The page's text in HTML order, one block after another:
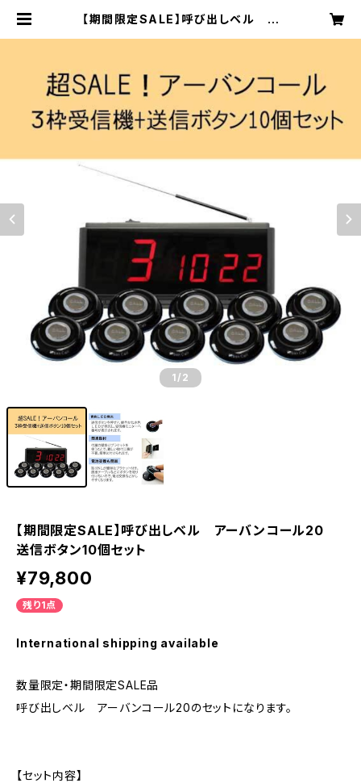
【期間限定SALE】呼び出しベル ア
1 /2
【期間限定SALE】呼び出しベル アーバンコール20
送信ボタン10個セット
¥79,800
残り1点
International shipping available
数量限定・期間限定SALE品
呼び出しベル アーバンコール20のセットになります。
【セット内容】